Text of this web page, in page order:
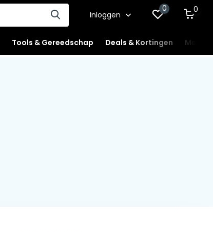
Inloggen
0 0
Tools & Gereedschap Deals & Kortingen